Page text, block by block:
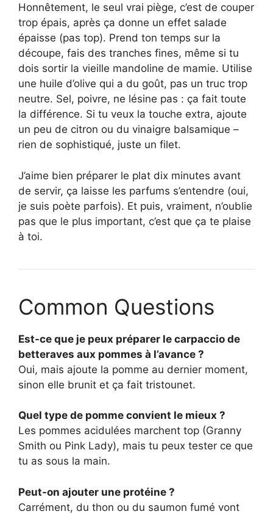
Honnêtement, le seul vrai piège, c’est de couper
trop épais, après ça donne un effet salade
épaisse (pas top). Prend ton temps sur la
découpe, fais des tranches fines, même si tu
dois sortir la vieille mandoline de mamie. Utilise
une huile d’olive qui a du goût, pas un truc trop
neutre. Sel, poivre, ne lésine pas : ça fait toute
la différence. Si tu veux la touche extra, ajoute
un peu de citron ou du vinaigre balsamique –
rien de sophistiqué, juste un filet.
J’aime bien préparer le plat dix minutes avant
de servir, ça laisse les parfums s’entendre (oui,
je suis poète parfois). Et puis, vraiment, n’oublie
pas que le plus important, c’est que ça te plaise
à toi.
Common Questions
Est-ce que je peux préparer le carpaccio de
betteraves aux pommes à l’avance ?
Oui, mais ajoute la pomme au dernier moment,
sinon elle brunit et ça fait tristounet.
Quel type de pomme convient le mieux ?
Les pommes acidulées marchent top (Granny
Smith ou Pink Lady), mais tu peux tester ce que
tu as sous la main.
Peut-on ajouter une protéine ?
Carrément, du thon ou du saumon fumé vont